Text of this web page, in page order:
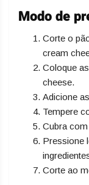
Modo de
Corte o
cream
Coloque
cheese.
Adicione
Tempere
Cubra
Pressione
Corte ao